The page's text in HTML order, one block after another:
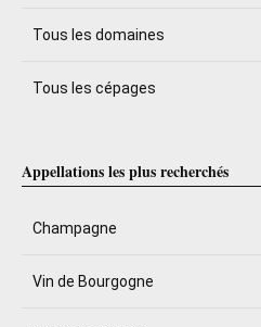
Tous les domaines
Tous les cépages
Appellations les plus recherchés
Champagne
Vin de Bourgogne